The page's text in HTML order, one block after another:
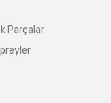
Parçalar